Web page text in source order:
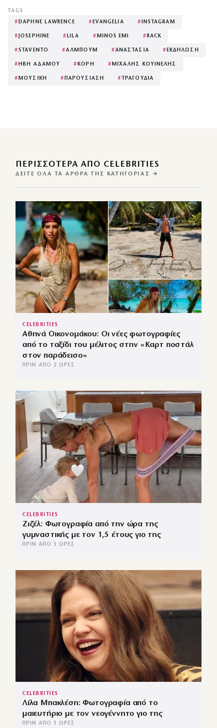
TAGS
# DAPHNE LAWRENCE # EVANGELIA # INSTAGRAM
# JOSEPHINE # LILA # MINOS EMI # RACK
#STAVENTO #ΑΛΜΠΟΥΜ #ΑΝΑΣΤΑΣΙΑ # ΕΚΔΗΛΩΣΗ
# ΗΒΗ ΑΔΑΜΟΥ # ΚΟΡΗ # ΜΙΧΑΛΗΣ ΚΟΥΙΝΕΛΗΣ
# ΜΟΥΣΙΚΗ # ΠΑΡΟΥΣΙΑΣΗ # ΤΡΑΓΟΥΔΙΑ
ΠΕΡΙΣΣΌΤΕΡΑ ΑΠΌ CELEBRITIES
ΔΕΊΤΕ ΌΛΑ ΤΑ ΆΡΘΡΑ ΤΗΣ ΚΑΤΗΓΟΡΊΑΣ →
CELEBRITIES
Αθηνά Οικονομάκου: Οι νέες φωτογραφίες
από το ταξίδι του μέλιτος στην «Καρτ ποστάλ
στον παράδεισο»
ΠΡΙΝ ΑΠΌ 2 ΏΡΕΣ
CELEBRITIES
Ζιζέλ: Φωτογραφία από την ώρα της
γυμναστικής με τον 1,5 έτους γιο της
ΠΡΙΝ ΑΠΌ 3 ΏΡΕΣ
CELEBRITIES
Λίλα Μπακλέση: Φωτογραφία από το
μαιευτήριο με τον νεογέννητο γιο της
ΠΡΙΝ ΑΠΌ 3 ΏΡΕΣ